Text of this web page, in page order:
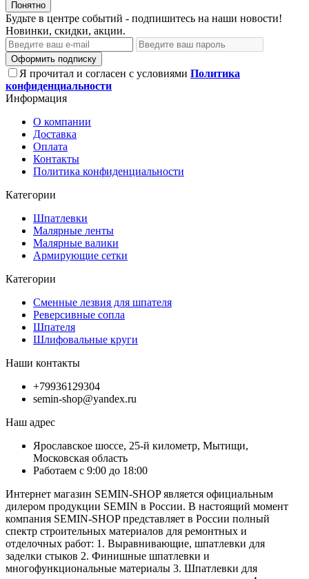
Понятно
Будьте в центре событий - подпишитесь на наши новости!
Новинки, скидки, акции.
Оформить подписку
Я прочитал и согласен с условиями Политика
конфиденциальности
Информация
О компании
Доставка
Оплата
Контакты
Политика конфиденциальности
Категории
Шпатлевки
Малярные ленты
Малярные валики
Армирующие сетки
Категории
Сменные лезвия для шпателя
Реверсивные сопла
Шпателя
Шлифовальные круги
Наши контакты
+79936129304
semin-shop@yandex.ru
Наш адрес
Ярославское шоссе, 25-й километр, Мытищи,
Московская область
Работаем с 9:00 до 18:00
Интернет магазин SEMIN-SHOP является официальным
дилером продукции SEMIN в России. В настоящий момент
компания SEMIN-SHOP представляет в России полный
спектр строительных материалов для ремонтных и
отделочных работ: 1. Выравнивающие, шпатлевки для
заделки стыков 2. Финишные шпатлевки и
многофункциональные материалы 3. Шпатлевки для